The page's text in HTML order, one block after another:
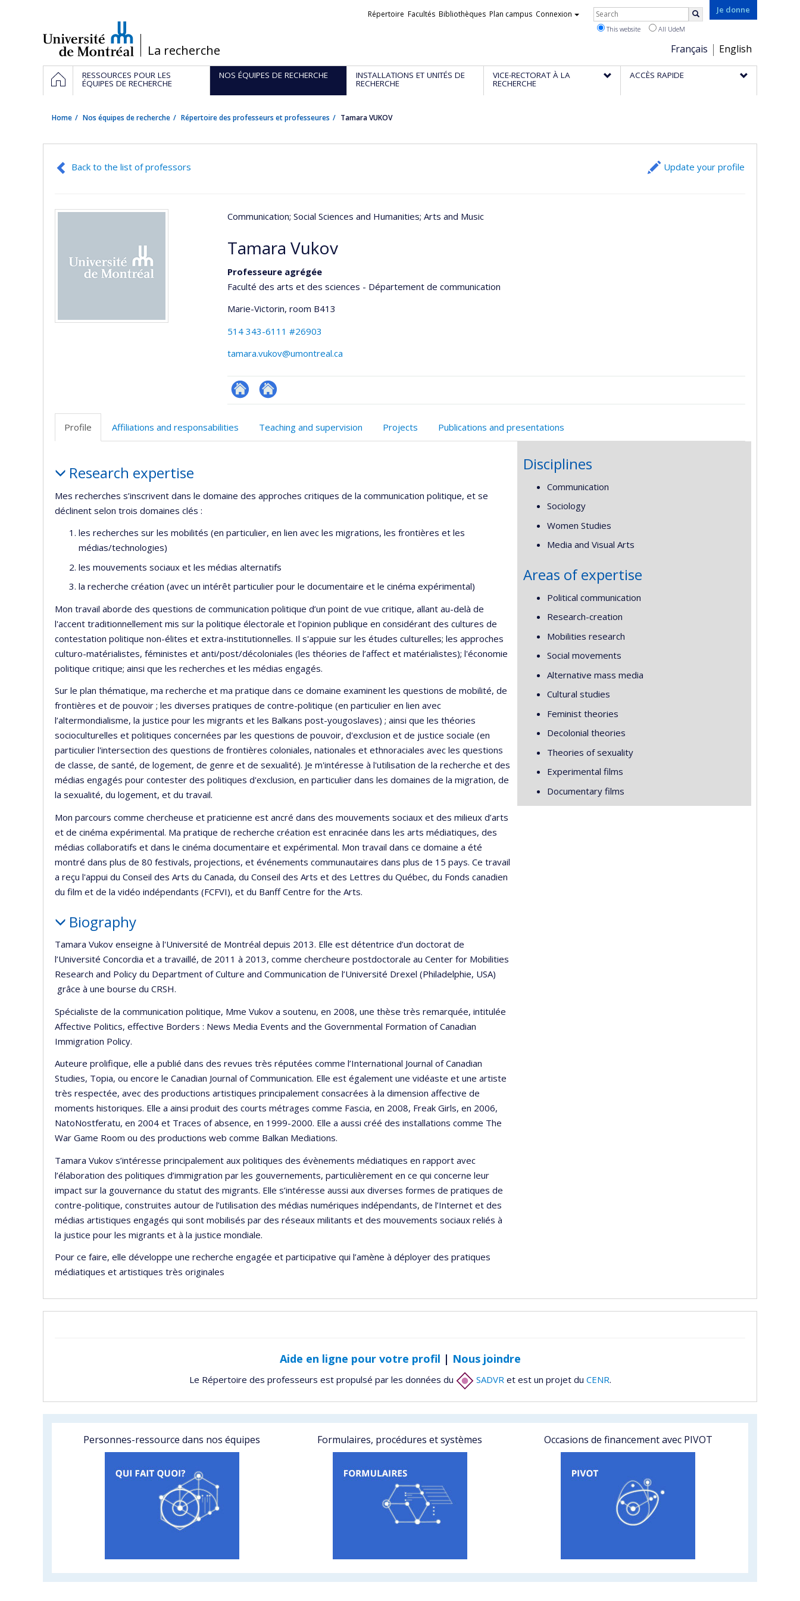
/La recherche
Je donne
Choix
de
la
Français English
Liens
Répertoire Facultés Bibliothèques Plan campus Connexion Rechercher
This website All UdeM
Navigation
principale
HOMERESSOURCES POUR LES
ÉQUIPES DE RECHERCHE
NOS ÉQUIPES DE RECHERCHE INSTALLATIONS ET UNITÉS DE
RECHERCHE
VICE-RECTORAT À LA
RECHERCHE
ACCÈS RAPIDE
Home Nos équipes de recherche Répertoire des professeurs et professeures Tamara VUKOV
Back to the list of professors Update your profile
Communication; Social Sciences and Humanities; Arts and Music
Tamara Vukov
Professeure agrégée
Faculté des arts et des sciences - Département de communication
Marie-Victorin, room B413
514 343-6111 #26903
tamara.vukov@umontreal.ca
Site
Autre
Profile Affiliations and responsabilities Teaching and supervision Projects Publications and presentations
Research expertise
Mes recherches s’inscrivent dans le domaine des approches critiques de la communication politique, et se
déclinent selon trois domaines clés :
les recherches sur les mobilités (en particulier, en lien avec les migrations, les frontières et les
médias/technologies)
les mouvements sociaux et les médias alternatifs
la recherche création (avec un intérêt particulier pour le documentaire et le cinéma expérimental)
Mon travail aborde des questions de communication politique d’un point de vue critique, allant au-delà de
l'accent traditionnellement mis sur la politique électorale et l'opinion publique en considérant des cultures de
contestation politique non-élites et extra-institutionnelles. Il s'appuie sur les études culturelles; les approches
culturo-matérialistes, féministes et anti/post/décoloniales (les théories de l’affect et matérialistes); l'économie
politique critique; ainsi que les recherches et les médias engagés.
Sur le plan thématique, ma recherche et ma pratique dans ce domaine examinent les questions de mobilité, de
frontières et de pouvoir ; les diverses pratiques de contre-politique (en particulier en lien avec
l’altermondialisme, la justice pour les migrants et les Balkans post-yougoslaves) ; ainsi que les théories
socioculturelles et politiques concernées par les questions de pouvoir, d'exclusion et de justice sociale (en
particulier l'intersection des questions de frontières coloniales, nationales et ethnoraciales avec les questions
de classe, de santé, de logement, de genre et de sexualité). Je m'intéresse à l'utilisation de la recherche et des
médias engagés pour contester des politiques d'exclusion, en particulier dans les domaines de la migration, de
la sexualité, du logement, et du travail.
Mon parcours comme chercheuse et praticienne est ancré dans des mouvements sociaux et des milieux d’arts
et de cinéma expérimental. Ma pratique de recherche création est enracinée dans les arts médiatiques, des
médias collaboratifs et dans le cinéma documentaire et expérimental. Mon travail dans ce domaine a été
montré dans plus de 80 festivals, projections, et événements communautaires dans plus de 15 pays. Ce travail
a reçu l'appui du Conseil des Arts du Canada, du Conseil des Arts et des Lettres du Québec, du Fonds canadien
du film et de la vidéo indépendants (FCFVI), et du Banff Centre for the Arts.
Biography
Tamara Vukov enseigne à l'Université de Montréal depuis 2013. Elle est détentrice d’un doctorat de
l’Université Concordia et a travaillé, de 2011 à 2013, comme chercheure postdoctorale au Center for Mobilities
Research and Policy du Department of Culture and Communication de l’Université Drexel (Philadelphie, USA)
grâce à une bourse du CRSH.
Spécialiste de la communication politique, Mme Vukov a soutenu, en 2008, une thèse très remarquée, intitulée
Affective Politics, effective Borders : News Media Events and the Governmental Formation of Canadian
Immigration Policy.
Auteure prolifique, elle a publié dans des revues très réputées comme l’International Journal of Canadian
Studies, Topia, ou encore le Canadian Journal of Communication. Elle est également une vidéaste et une artiste
très respectée, avec des productions artistiques principalement consacrées à la dimension affective de
moments historiques. Elle a ainsi produit des courts métrages comme Fascia, en 2008, Freak Girls, en 2006,
NatoNostferatu, en 2004 et Traces of absence, en 1999-2000. Elle a aussi créé des installations comme The
War Game Room ou des productions web comme Balkan Mediations.
Tamara Vukov s’intéresse principalement aux politiques des évènements médiatiques en rapport avec
l’élaboration des politiques d’immigration par les gouvernements, particulièrement en ce qui concerne leur
impact sur la gouvernance du statut des migrants. Elle s’intéresse aussi aux diverses formes de pratiques de
contre-politique, construites autour de l’utilisation des médias numériques indépendants, de l’Internet et des
médias artistiques engagés qui sont mobilisés par des réseaux militants et des mouvements sociaux reliés à
la justice pour les migrants et à la justice mondiale.
Pour ce faire, elle développe une recherche engagée et participative qui l’amène à déployer des pratiques
médiatiques et artistiques très originales
Disciplines
Communication
Sociology
Women Studies
Media and Visual Arts
Areas of expertise
Political communication
Research-creation
Mobilities research
Social movements
Alternative mass media
Cultural studies
Feminist theories
Decolonial theories
Theories of sexuality
Experimental films
Documentary films
Aide en ligne pour votre profil | Nous joindre
Le Répertoire des professeurs est propulsé par les données du SADVRet est un projet du CENR.
Personnes-ressource dans nos équipes Formulaires, procédures et systèmes Occasions de financement avec PIVOT